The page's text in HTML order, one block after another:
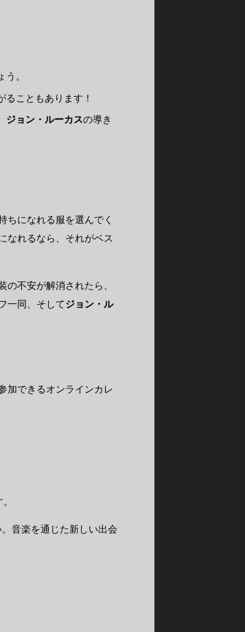
。
こともあります！
ジョン・ルーカスの導き
ちになれる服を選んでく
なれるなら、それがベス
不安が解消されたら、
一同、そしてジョン・ル
加できるオンラインカレ
音楽を通じた新しい出会